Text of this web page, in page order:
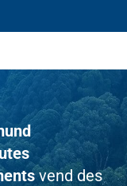
vend des